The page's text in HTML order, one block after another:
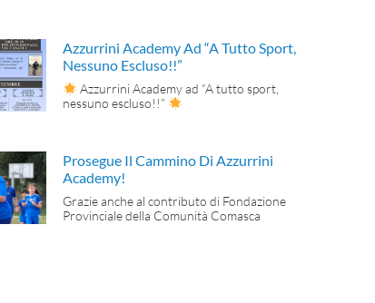
Azzurrini Academy Ad “A Tutto Sport,
Nessuno Escluso!!”
Azzurrini Academy ad “A tutto sport,
nessuno escluso!!”
Prosegue Il Cammino Di Azzurrini
Academy!
Grazie anche al contributo di Fondazione
Provinciale della Comunità Comasca